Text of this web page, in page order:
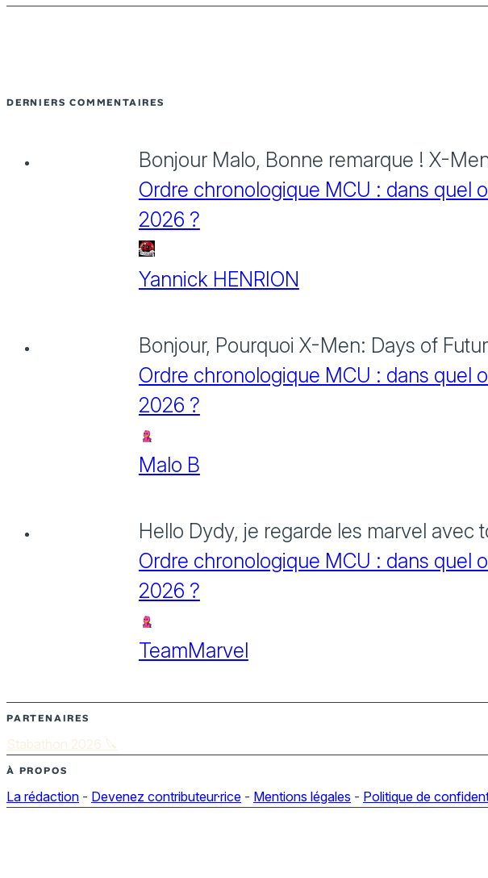
DERNIERS COMMENTAIRES
Bonjour Malo, Bonne remarque ! X-
Ordre chronologique MCU : dans quel
2026 ?
Yannick HENRION
Bonjour, Pourquoi X-Men: Days of
Ordre chronologique MCU : dans quel
2026 ?
Malo B
Hello Dydy, je regarde les marvel avec
Ordre chronologique MCU : dans quel
2026 ?
TeamMarvel
PARTENAIRES
Stabathon 2026 🔪
À PROPOS
La rédaction - Devenez contributeur·rice - Mentions légales - Politique de